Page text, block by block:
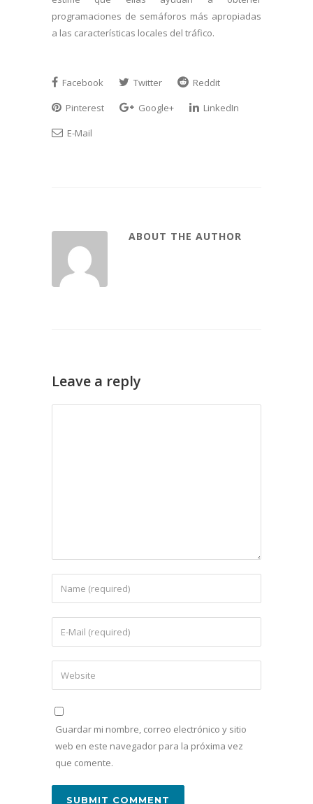
programaciones de semáforos más apropiadas
a las características locales del tráfico.
Facebook Twitter
Reddit
Pinterest
Google+
LinkedIn
E-Mail
ABOUT THE AUTHOR
Leave a reply
Guardar mi nombre, correo electrónico y sitio
web en este navegador para la próxima vez
que comente.